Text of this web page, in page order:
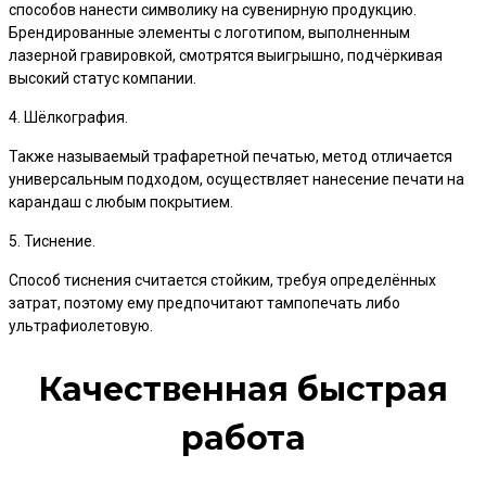
способов нанести символику на сувенирную продукцию.
Брендированные элементы с логотипом, выполненным
лазерной гравировкой, смотрятся выигрышно, подчёркивая
высокий статус компании.
4. Шёлкография.
Также называемый трафаретной печатью, метод отличается
универсальным подходом, осуществляет нанесение печати на
карандаш с любым покрытием.
5. Тиснение.
Способ тиснения считается стойким, требуя определённых
затрат, поэтому ему предпочитают тампопечать либо
ультрафиолетовую.
Качественная быстрая
работа